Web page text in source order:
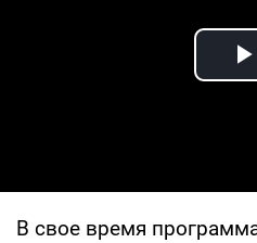
В свое время